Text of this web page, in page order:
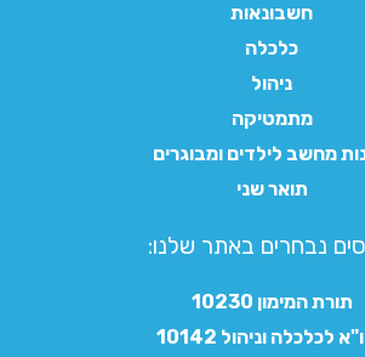
חשבונאות
כלכלה
ניהול
מתמטיקה
מחשב לילדים ומבוגרים
תואר שני
נבחרים באתר שלנו:​
תורת המימון 10230
לכלכלה וניהול 10142